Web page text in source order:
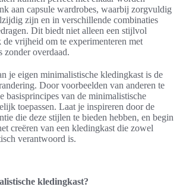
aan capsule wardrobes, waarbij zorgvuldig
zijn en in verschillende combinaties
Dit biedt niet alleen een stijlvol
de vrijheid om te experimenteren met
zonder overdaad.
je eigen minimalistische kledingkast is de
Door voorbeelden van anderen te
basisprincipes van de minimalistische
toepassen. Laat je inspireren door de
die deze stijlen te bieden hebben, en begin
creëren van een kledingkast die zowel
verantwoord is.
kledingkast?